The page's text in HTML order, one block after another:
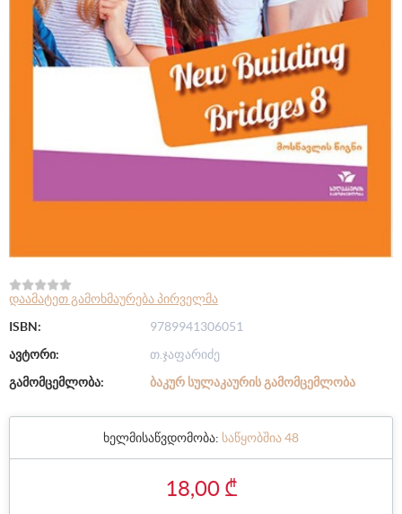
დაამატეთ გამოხმაურება პირველმა
ISBN:
9789941306051
ავტორი:
თ.ჯაფარიძე
გამომცემლობა:
ᲑᲐᲙᲣᲠ ᲡᲣᲚᲐᲙᲐᲣᲠᲘᲡ ᲒᲐᲛᲝᲛᲪᲔᲛᲚᲝᲑᲐ
ხელმისაწვდომობა: საწყობშია 48
18,00 ₾